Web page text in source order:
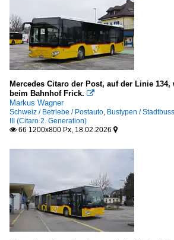
Mercedes Citaro der Post, auf der Linie 134,
beim Bahnhof Frick. 
Markus Wagner
Schweiz / Betriebe / Postauto, Bustypen /
III (Citaro 2. Generation)
 66 1200x800 Px, 18.02.2026 